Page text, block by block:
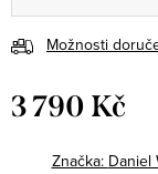
Možnosti
3 790 Kč
Značka: Daniel